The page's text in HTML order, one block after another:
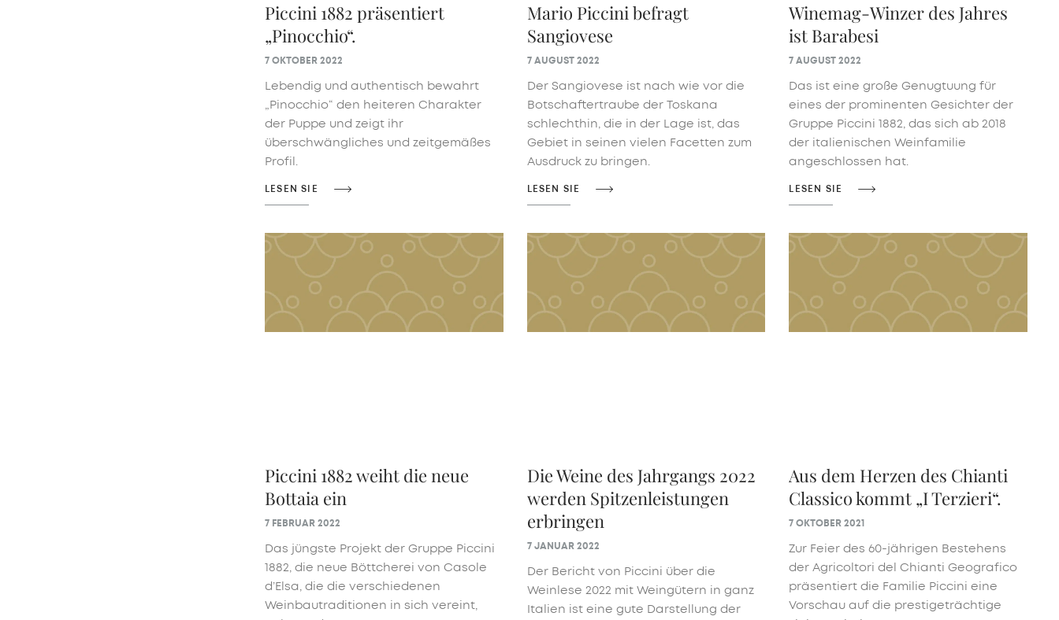
Piccini 1882 präsentiert
„Pinocchio“.
7 OKTOBER 2022
Lebendig und authentisch bewahrt
„Pinocchio“ den heiteren Charakter
der Puppe und zeigt ihr
überschwängliches und zeitgemäßes
Profil.
LESEN SIE
Mario Piccini befragt
Sangiovese
7 AUGUST 2022
Der Sangiovese ist nach wie vor die
Botschaftertraube der Toskana
schlechthin, die in der Lage ist, das
Gebiet in seinen vielen Facetten zum
Ausdruck zu bringen.
LESEN SIE
Winemag-Winzer des Jahres
ist Barabesi
7 AUGUST 2022
Das ist eine große Genugtuung für
eines der prominenten Gesichter der
Gruppe Piccini 1882, das sich ab 2018
der italienischen Weinfamilie
angeschlossen hat.
LESEN SIE
Piccini 1882 weiht die neue
Bottaia ein
7 FEBRUAR 2022
Das jüngste Projekt der Gruppe Piccini
1882, die neue Böttcherei von Casole
d’Elsa, die die verschiedenen
Weinbautraditionen in sich vereint,
Die Weine des Jahrgangs 2022
werden Spitzenleistungen
erbringen
7 JANUAR 2022
Der Bericht von Piccini über die
Weinlese 2022 mit Weingütern in ganz
Italien ist eine gute Darstellung der
Aus dem Herzen des Chianti
Classico kommt „I Terzieri“.
7 OKTOBER 2021
Zur Feier des 60-jährigen Bestehens
der Agricoltori del Chianti Geografico
präsentiert die Familie Piccini eine
Vorschau auf die prestigeträchtige